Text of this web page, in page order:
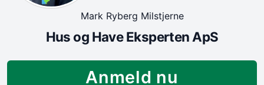
Mark Ryberg Milstjerne
Hus og Have Eksperten ApS
Anmeld nu